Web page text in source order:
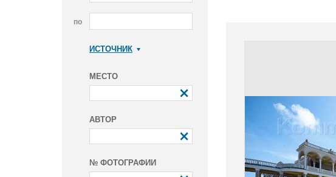
по
ИСТОЧНИК
МЕСТО
АВТОР
№ ФОТОГРАФИИ